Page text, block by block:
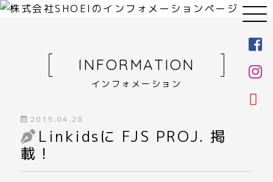
INFORMATION
インフォメーション
2015.04.28
Linkidsに FJS PROJ. 掲
載！